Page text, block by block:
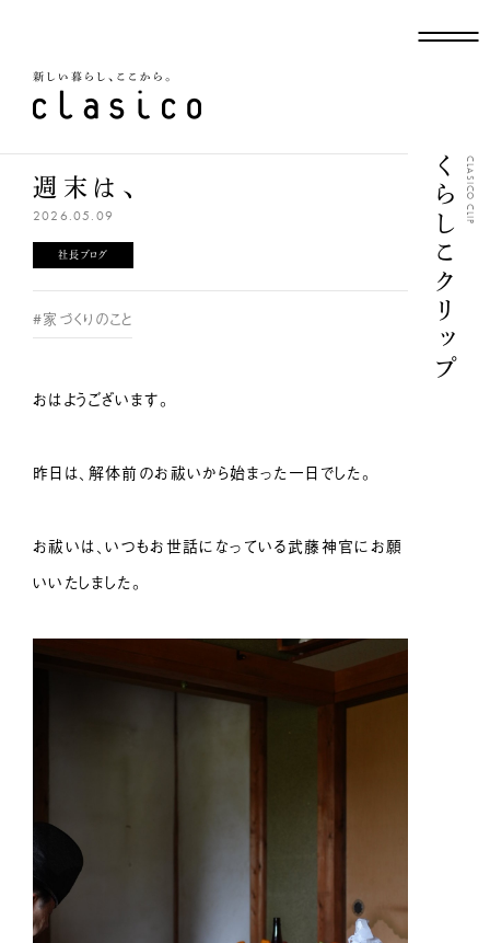
くらしこクリップCLASICO CLIP
週末は、
2026.05.09
社長ブログ
#家づくりのこと
おはようございます。
昨日は、解体前のお祓いから始まった一日でした。
お祓いは、いつもお世話になっている武藤神官にお願
いいたしました。